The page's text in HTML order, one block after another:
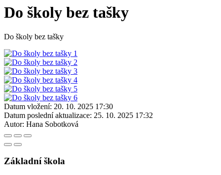
Do školy bez tašky
Do školy bez tašky
Datum vložení: 20. 10. 2025 17:30
Datum poslední aktualizace: 25. 10. 2025 17:32
Autor: Hana Sobotková
Základní škola